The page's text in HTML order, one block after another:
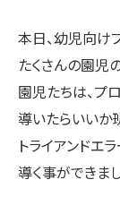
本日、幼児向け
たくさんの園児
園児たちは、プ
導いたらいいか
トライアンドエ
導く事ができま